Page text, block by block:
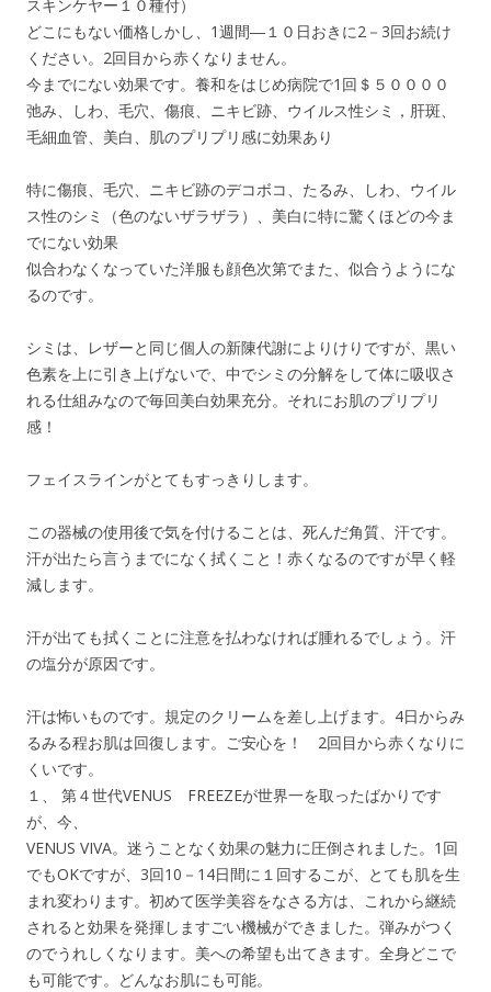
スキンケヤー１０種付）
どこにもない価格しかし、1週間―１０日おきに2－3回お続け
ください。2回目から赤くなりません。
今までにない効果です。養和をはじめ病院で1回＄５００００
弛み、しわ、毛穴、傷痕、ニキビ跡、ウイルス性シミ，肝斑、
毛細血管、美白、肌のプリプリ感に効果あり
特に傷痕、毛穴、ニキビ跡のデコボコ、たるみ、しわ、ウイル
ス性のシミ（色のないザラザラ）、美白に特に驚くほどの今ま
でにない効果
似合わなくなっていた洋服も顔色次第でまた、似合うようにな
るのです。
シミは、レザーと同じ個人の新陳代謝によりけりですが、黒い
色素を上に引き上げないで、中でシミの分解をして体に吸収さ
れる仕組みなので毎回美白効果充分。それにお肌のプリプリ
感！
フェイスラインがとてもすっきりします。
この器械の使用後で気を付けることは、死んだ角質、汗です。
汗が出たら言うまでになく拭くこと！赤くなるのですが早く軽
減します。
汗が出ても拭くことに注意を払わなければ腫れるでしょう。汗
の塩分が原因です。
汗は怖いものです。規定のクリームを差し上げます。4日からみ
るみる程お肌は回復します。ご安心を！ 2回目から赤くなりに
くいです。
１、 第４世代VENUS FREEZEが世界一を取ったばかりです
が、今、
VENUS VIVA。迷うことなく効果の魅力に圧倒されました。1回
でもOKですが、3回10－14日間に１回するこが、とても肌を生
まれ変わります。初めて医学美容をなさる方は、これから継続
されると効果を発揮しますごい機械ができました。弾みがつく
のでうれしくなります。美への希望も出てきます。全身どこで
も可能です。どんなお肌にも可能。